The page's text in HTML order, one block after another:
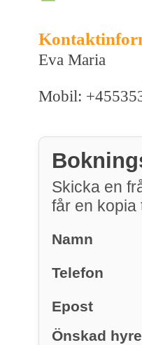
Eva Maria
Mobil:
Skicka en
får en kopia
Namn
Telefon
Epost
Önskad